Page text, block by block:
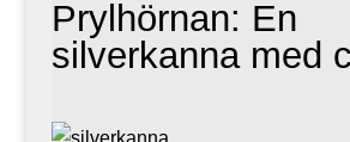
Prylhörnan: En
silverkanna med